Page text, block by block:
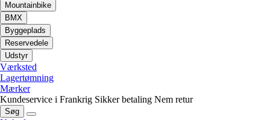
Mountainbike
BMX
Byggeplads
Reservedele
Udstyr
Værksted
Lagertømning
Mærker
Kundeservice i Frankrig Sikker betaling Nem retur
Søg